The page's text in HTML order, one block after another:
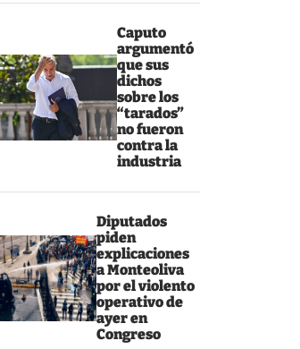
Caputo
argumentó
que sus
dichos
sobre los
“tarados”
no fueron
contra la
industria
Diputados
piden
explicaciones
a Monteoliva
por el violento
operativo de
ayer en
Congreso